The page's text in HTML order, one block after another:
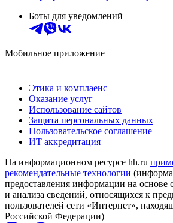
Боты для уведомлений
Мобильное приложение
Этика и комплаенс
Оказание услуг
Использование сайтов
Защита персональных данных
Пользовательское соглашение
ИТ аккредитация
На информационном ресурсе hh.ru
рекомендательные технологии
предоставления информации на основе
и анализа сведений, относящихся к
пользователей сети «Интернет»,
Российской Федерации)